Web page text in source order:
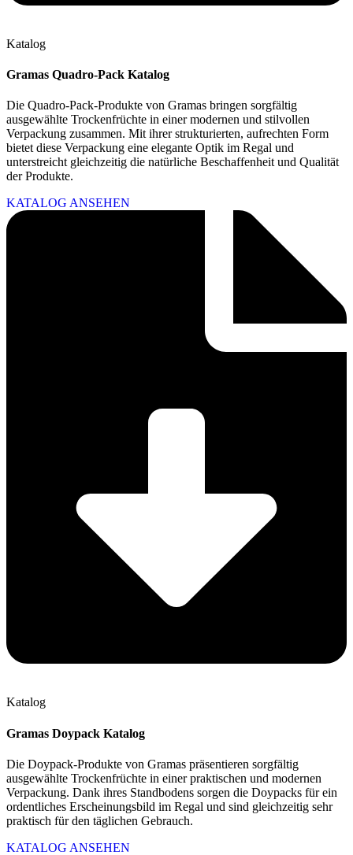
Katalog
Gramas Quadro-Pack Katalog
Die Quadro-Pack-Produkte von Gramas bringen sorgfältig
ausgewählte Trockenfrüchte in einer modernen und stilvollen
Verpackung zusammen. Mit ihrer strukturierten, aufrechten Form
bietet diese Verpackung eine elegante Optik im Regal und
unterstreicht gleichzeitig die natürliche Beschaffenheit und Qualität
der Produkte.
KATALOG ANSEHEN
Katalog
Gramas Doypack Katalog
Die Doypack-Produkte von Gramas präsentieren sorgfältig
ausgewählte Trockenfrüchte in einer praktischen und modernen
Verpackung. Dank ihres Standbodens sorgen die Doypacks für ein
ordentliches Erscheinungsbild im Regal und sind gleichzeitig sehr
praktisch für den täglichen Gebrauch.
KATALOG ANSEHEN